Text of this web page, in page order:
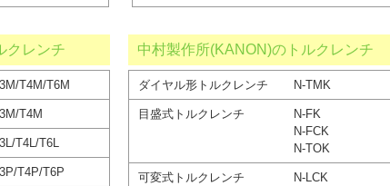
クレンチ
T4M/T6M
T4M
T4L/T6L
T4P/T6P
中村製作所(KANON)のトルクレンチ
ダイヤル形トルクレンチ N-TMK
目盛式トルクレンチ
N-FK
N-FCK
N-TOK
可変式トルクレンチ
N-LCK